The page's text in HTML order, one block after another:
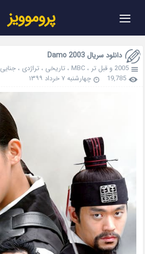
≡ پروموویز
دانلود سریال Damo 2003
2005 و قبل تر ،MBC ،تاریخی ،تراژدی ،جنایی
19,785
چهارشنبه ۷ خرداد ۱۳۹۹